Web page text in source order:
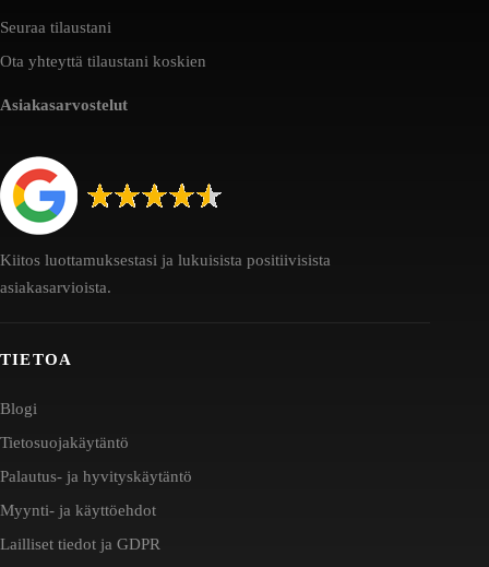
Seuraa tilaustani
Ota yhteyttä tilaustani koskien
Asiakasarvostelut
Kiitos luottamuksestasi ja lukuisista positiivisista
asiakasarvioista.
TIETOA
Blogi
Tietosuojakäytäntö
Palautus- ja hyvityskäytäntö
Myynti- ja käyttöehdot
Lailliset tiedot ja GDPR